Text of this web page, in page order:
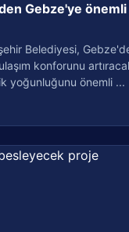
Gebze'ye
Belediyesi,
konforunu
yoğunluğunu önemli ...